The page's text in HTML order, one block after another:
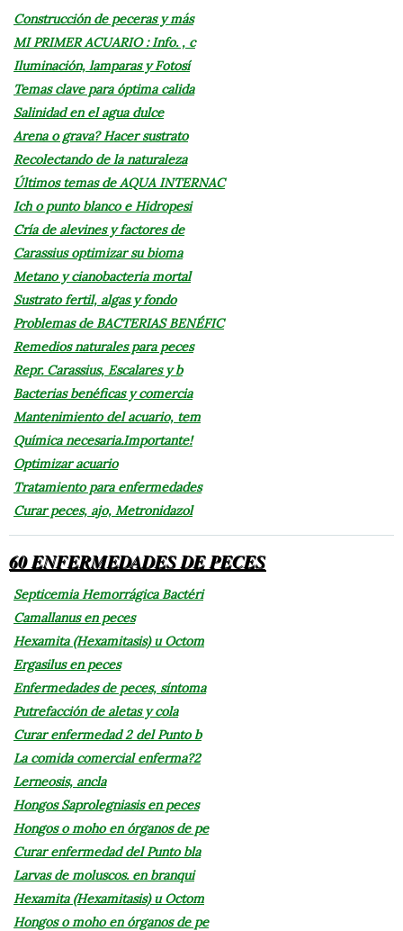
Construcción de peceras y más
MI PRIMER ACUARIO : Info. , c
Iluminación, lamparas y Fotosí
Temas clave para óptima calida
Salinidad en el agua dulce
Arena o grava? Hacer sustrato
Recolectando de la naturaleza
Últimos temas de AQUA INTERNAC
Ich o punto blanco e Hidropesi
Cría de alevines y factores de
Carassius optimizar su bioma
Metano y cianobacteria mortal
Sustrato fertil, algas y fondo
Problemas de BACTERIAS BENÉFIC
Remedios naturales para peces
Repr. Carassius, Escalares y b
Bacterias benéficas y comercia
Mantenimiento del acuario, tem
Química necesaria.Importante!
Optimizar acuario
Tratamiento para enfermedades
Curar peces, ajo, Metronidazol
60 ENFERMEDADES DE PECES
Septicemia Hemorrágica Bactéri
Camallanus en peces
Hexamita (Hexamitasis) u Octom
Ergasilus en peces
Enfermedades de peces, síntoma
Putrefacción de aletas y cola
Curar enfermedad 2 del Punto b
La comida comercial enferma?2
Lerneosis, ancla
Hongos Saprolegniasis en peces
Hongos o moho en órganos de pe
Curar enfermedad del Punto bla
Larvas de moluscos. en branqui
Hexamita (Hexamitasis) u Octom
Hongos o moho en órganos de pe